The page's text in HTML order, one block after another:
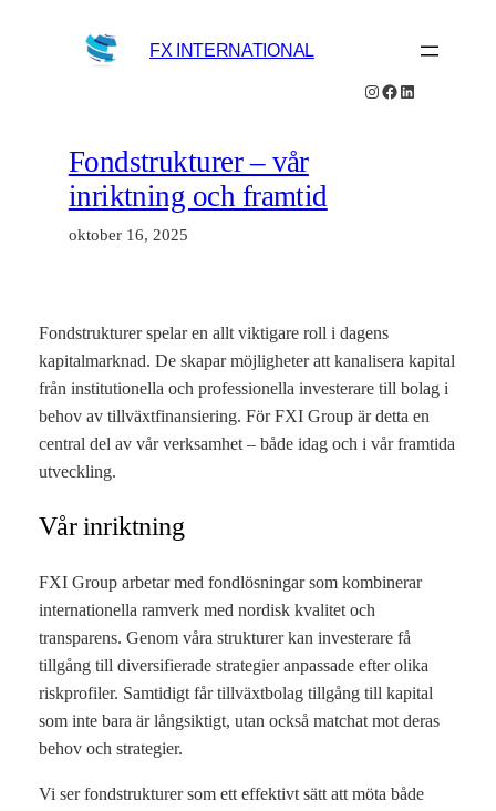
FX INTERNATIONAL
Instagram
Facebook
LinkedIn
Fondstrukturer – vår
inriktning och framtid
oktober 16, 2025
Fondstrukturer spelar en allt viktigare roll i dagens
kapitalmarknad. De skapar möjligheter att kanalisera kapital
från institutionella och professionella investerare till bolag i
behov av tillväxtfinansiering. För FXI Group är detta en
central del av vår verksamhet – både idag och i vår framtida
utveckling.
Vår inriktning
FXI Group arbetar med fondlösningar som kombinerar
internationella ramverk med nordisk kvalitet och
transparens. Genom våra strukturer kan investerare få
tillgång till diversifierade strategier anpassade efter olika
riskprofiler. Samtidigt får tillväxtbolag tillgång till kapital
som inte bara är långsiktigt, utan också matchat mot deras
behov och strategier.
Vi ser fondstrukturer som ett effektivt sätt att möta både